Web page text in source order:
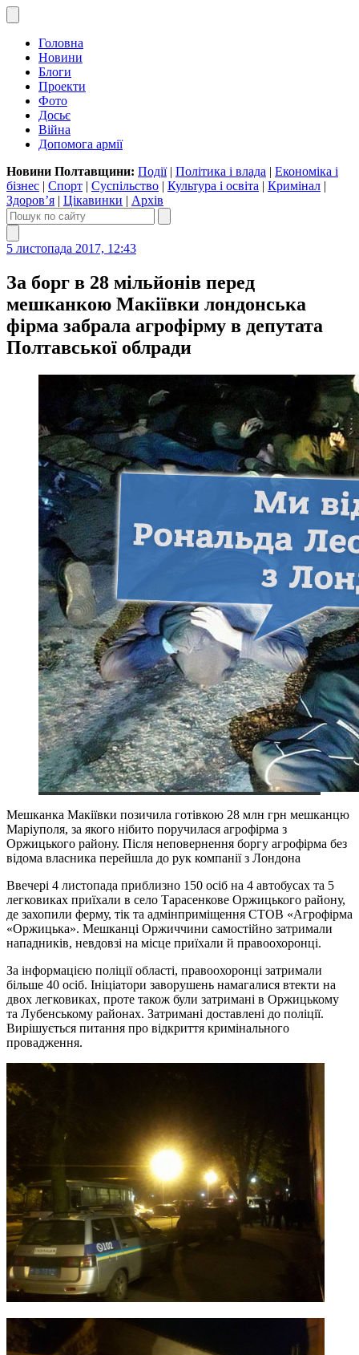
Головна
Новини
Блоги
Проекти
Фото
Досьє
Війна
Допомога армії
Новини Полтавщини: Події| Політика і влада | Економіка і
бізнес | Спорт | Суспільство | Культура і освіта | Кримінал |
Здоров’я | Цікавинки | Архів
5 листопада 2017, 12:43
За борг в 28 мільйонів перед
мешканкою Макіївки лондонська
фірма забрала агрофірму в депутата
Полтавської облради
Мешканка Макіївки позичила готівкою 28 млн грн мешканцю
Маріуполя, за якого нібито поручилася агрофірма з
Оржицького району. Після неповернення боргу агрофірма без
відома власника перейшла до рук компанії з Лондона
Ввечері 4 листопада приблизно 150 осіб на 4 автобусах та 5
легковиках приїхали в село Тарасенкове Оржицького району,
де захопили ферму, тік та адмінприміщення СТОВ «Агрофірма
«Оржицька». Мешканці Оржиччини самостійно затримали
нападників, невдовзі на місце приїхали й правоохоронці.
За інформацією поліції області, правоохоронці затримали
більше 40 осіб. Ініціатори заворушень намагалися втекти на
двох легковиках, проте також були затримані в Оржицькому
та Лубенському районах. Затримані доставлені до поліції.
Вирішується питання про відкриття кримінального
провадження.